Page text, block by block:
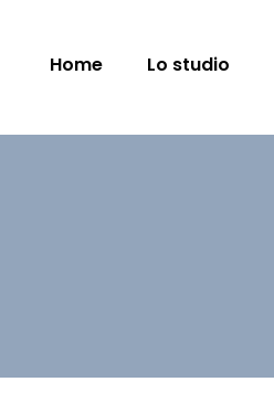
Home Lo studio